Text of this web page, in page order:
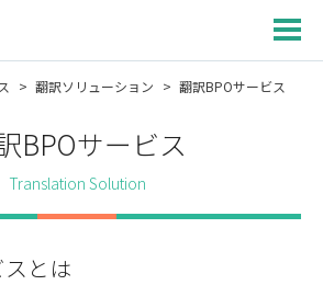
翻訳ソリューション 翻訳BPOサービス
BPOサービス
Translation Solution
とは